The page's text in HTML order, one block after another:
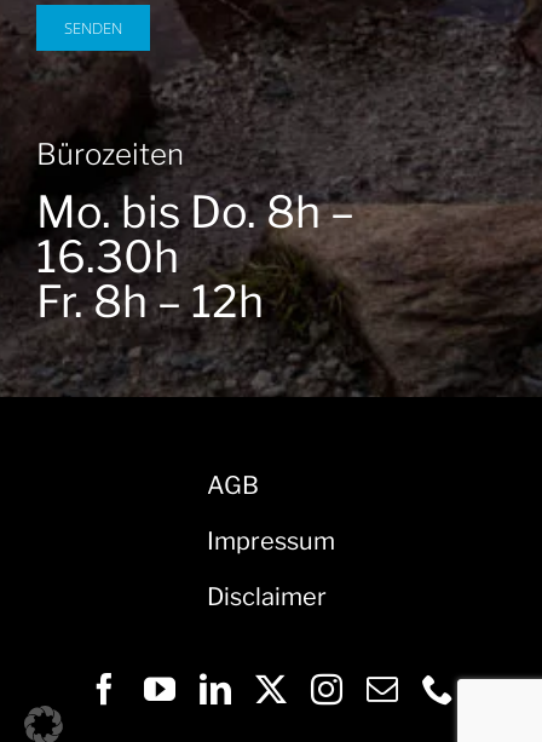
Bürozeiten
Mo. bis Do. 8h –
16.30h
Fr. 8h – 12h
AGB
Impressum
Disclaimer